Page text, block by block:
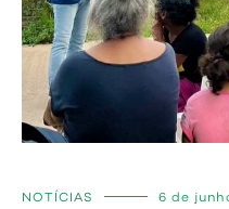
NOTÍCIAS 6 de